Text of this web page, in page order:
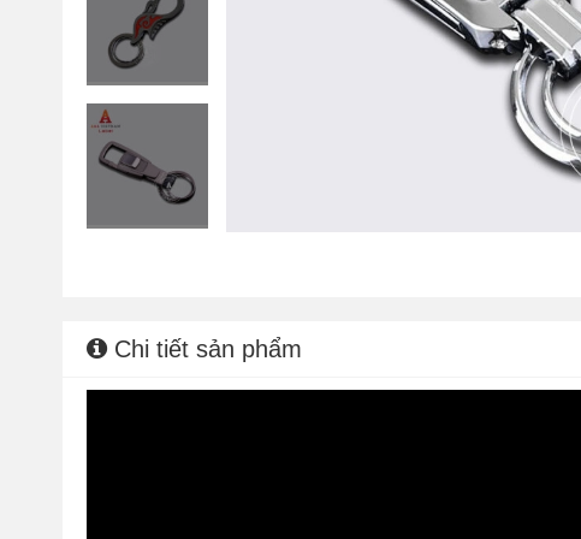
Chi tiết sản phẩm